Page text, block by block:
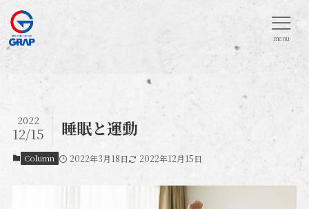
menu
睡眠と運動
2022
12/15
Column 2022年3月18日 2022年12月15日